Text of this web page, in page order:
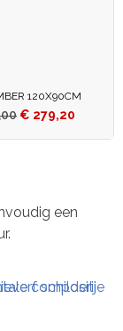
120X90CM
€ 279,20
een